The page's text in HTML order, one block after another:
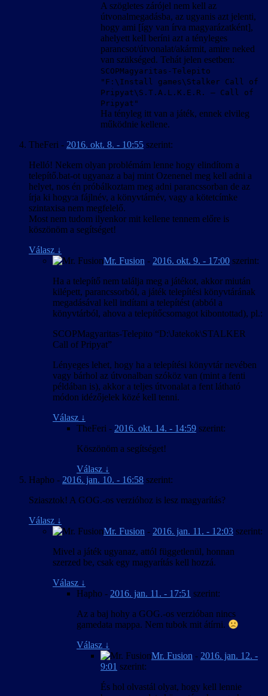
A szögletes zárójel nem kell az
útvonalmegadásba, az ugyanis azt jelenti,
hogy ami [így van írva magyarázatként],
ahelyett kell beríni azt a tényleges
parancsot/útvonalat/akármit, amire neked
van szükséged. Tehát jelen esetben:
SCOPMagyaritas-Telepito
"F:\Install games\Stalker Call of
Pripyat\S.T.A.L.K.E.R. – Call of
Pripyat"
Ha tényleg itt van a játék, ennek elvileg
működnie kellene.
TheFeri - 2016. okt. 8. - 10:55 szerint:
Helló! Nekem olyan problémám lenne hogy elindítom a
telepítő.bat-ot ugyanaz a baj mint Ozenenel meg kell adni a
helyet, nos én próbálkoztam meg adni parancssorban de az
írja ki hogy:a fájlnév, a könyvtárnév, vagy a kötetcímke
szintaxisa nem megfelelő.
Most nem tudom ilyenkor mit kellene tennem előre is
köszönöm a segítséget!
Válasz ↓
Mr. Fusion - 2016. okt. 9. - 17:00 szerint:
Ha a telepítő nem találja meg a játékot, akkor miután
kilépett, parancssorból, a játék telepítési könyvtárának
megadásával kell indítani a telepítést (abból a
könyvtárból, ahova a telepítőcsomagot kibontottad), pl.:
SCOPMagyaritas-Telepito “D:\Jatekok\STALKER
Call of Pripyat”
Lényeges lehet, hogy ha a telepítési könyvtár nevében
vagy bárhol az útvonalban szóköz van (mint a fenti
példában is), akkor a teljes útvonalat a fent látható
módon idézőjelek közé kell tenni.
Válasz ↓
TheFeri - 2016. okt. 14. - 14:59 szerint:
Köszönöm a segítséget!
Válasz ↓
Hapho - 2016. jan. 10. - 16:58 szerint:
Sziasztok! A GOG.-os verzióhoz is lesz magyarítás?
Válasz ↓
Mr. Fusion - 2016. jan. 11. - 12:03 szerint:
Mivel a játék ugyanaz, attól függetlenül, honnan
szerzed be, csak egy magyarítás kell hozzá.
Válasz ↓
Hapho - 2016. jan. 11. - 17:51 szerint:
Az a baj hohy a GOG.-os verzióban nincs
gamedata mappa. Nem tubok mit átírni.
Válasz ↓
Mr. Fusion - 2016. jan. 12. -
9:01 szerint:
És hol olvastál olyat, hogy kell lennie